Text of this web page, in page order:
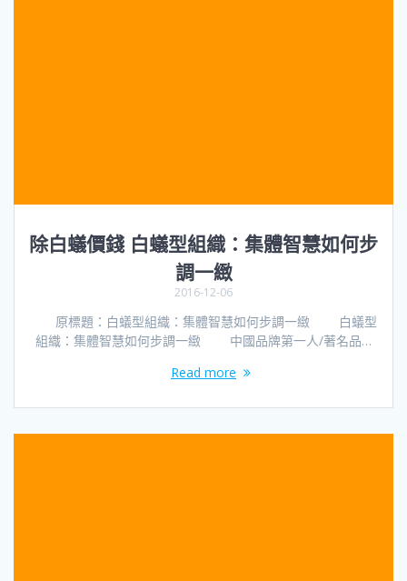
除白蟻價錢 白蟻型組織：集體智慧如何步
調一緻
2016-12-06
原標題：白蟻型組織：集體智慧如何步調一緻 白蟻型
組織：集體智慧如何步調一緻 中國品牌第一人/著名品…
Read more